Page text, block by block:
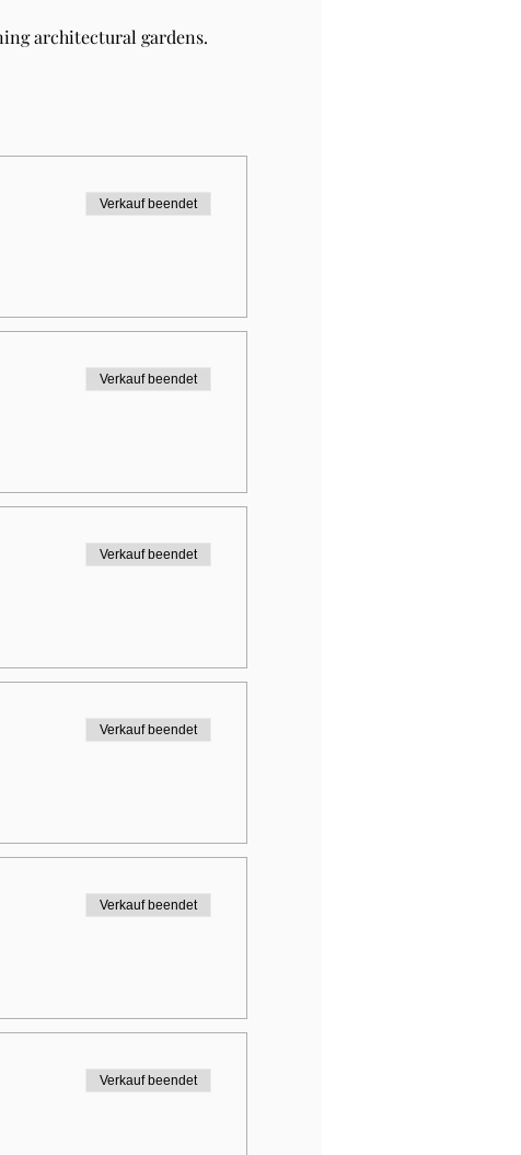
architectural gardens.
Verkauf beendet
Verkauf beendet
Verkauf beendet
Verkauf beendet
Verkauf beendet
Verkauf beendet